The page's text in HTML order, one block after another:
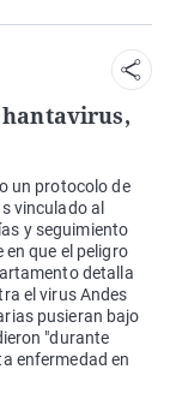
un protocolo de
vinculado al
y seguimiento
que el peligro
detalla
el virus Andes
pusieran bajo
"durante
enfermedad en